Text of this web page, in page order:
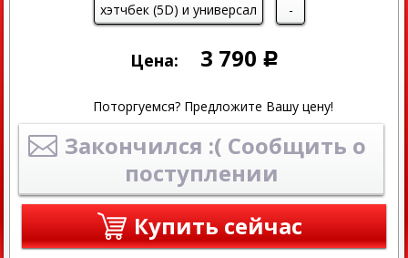
хэтчбек (5D) и универсал -
Цена: 3 790 Р
Поторгуемся? Предложите Вашу цену!
Закончился :( Сообщить о
поступлении
Купить сейчас